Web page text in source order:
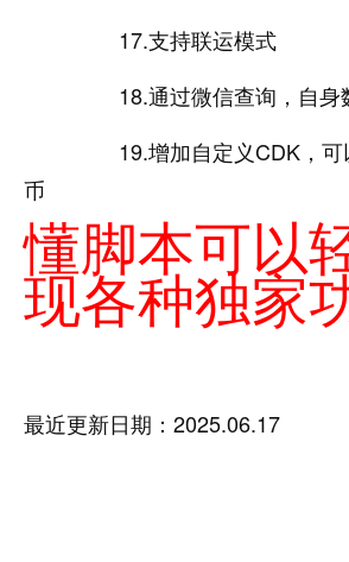
17.支持联运模式
18.通过微信查询，自身
19.增加自定义CDK，可
币
懂脚本可以
现各种独家
最近更新日期：2025.06.17